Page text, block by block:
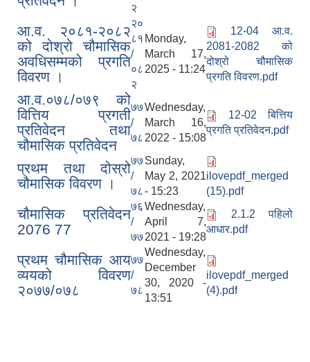
२
आ.व. २०८१-२०८२
को दोश्रो चौमासिक
अवधिसम्मको प्रगति
विवरण ।
२०
८१
/
०८
२
Monday,
March 17,
2025 - 11:24
12-04 आ.व.
2081-2082 को
दोश्रो चौमासिक
प्रगति विवरण.pdf
आ.व.०७८/०७९ को
वित्तिय प्रगती
प्रतिवेदन तथा
चौमासिक प्रतिवेदन
७७
/
७८
Wednesday,
March 16,
2022 - 15:08
12-02 बित्तिय
प्रगति प्रतिवेदन.pdf
प्रथम तथा दोस्रो
चौमासिक विवरण ।
७७
/
७८
Sunday,
May 2, 2021
- 15:23
ilovepdf_merged
(15).pdf
चौमासिक प्रतिवेदन
2076 77
७६
/
७७
Wednesday,
April 7,
2021 - 19:28
2.1.2 पहिलो
आधार.pdf
प्रथम चौमासिक आय
व्ययको विवरण
२०७७/०७८
७७
/
७८
Wednesday,
December
30, 2020 -
13:51
ilovepdf_merged
(4).pdf